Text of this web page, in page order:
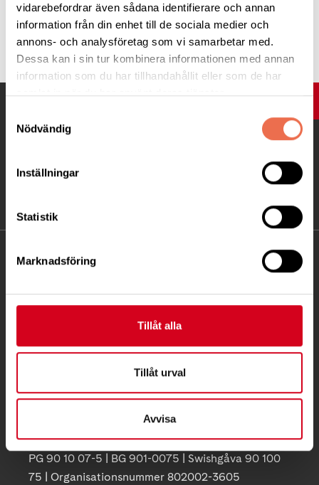
vidarebefordrar även sådana identifierare och annan
information från din enhet till de sociala medier och
annons- och analysföretag som vi samarbetar med.
Dessa kan i sin tur kombinera informationen med annan
information som du har tillhandahållit eller som de har
samlat in när du har använt deras tjänster.
Nödvändig
Inställningar
Statistik
Marknadsföring
Tillåt alla
Tillåt urval
Avvisa
KONTAKT
Ågatan 12 C, 172 62 Sundbyberg
08-677 70 10
171 04 Solna
info@neuro.se
PG 90 10 07-5 | BG 901-0075 | Swishgåva 90 100
75 | Organisationsnummer 802002-3605